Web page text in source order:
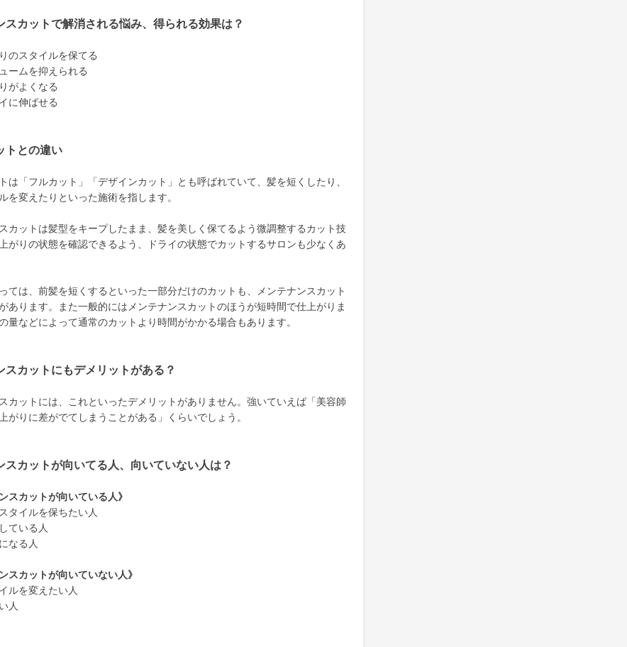
スカットで解消される悩み、得られる効果は？
のスタイルを保てる
ームを抑えられる
がよくなる
に伸ばせる
トとの違い
は「フルカット」「デザインカット」とも呼ばれていて、髪を短くしたり、
を変えたりといった施術を指します。
カットは髪型をキープしたまま、髪を美しく保てるよう微調整するカット技
がりの状態を確認できるよう、ドライの状態でカットするサロンも少なくあ
ては、前髪を短くするといった一部分だけのカットも、メンテナンスカット
あります。また一般的にはメンテナンスカットのほうが短時間で仕上がりま
量などによって通常のカットより時間がかかる場合もあります。
スカットにもデメリットがある？
カットには、これといったデメリットがありません。強いていえば「美容師
がりに差がでてしまうことがある」くらいでしょう。
スカットが向いてる人、向いていない人は？
スカットが向いている人》
タイルを保ちたい人
ている人
なる人
スカットが向いていない人》
ルを変えたい人
人